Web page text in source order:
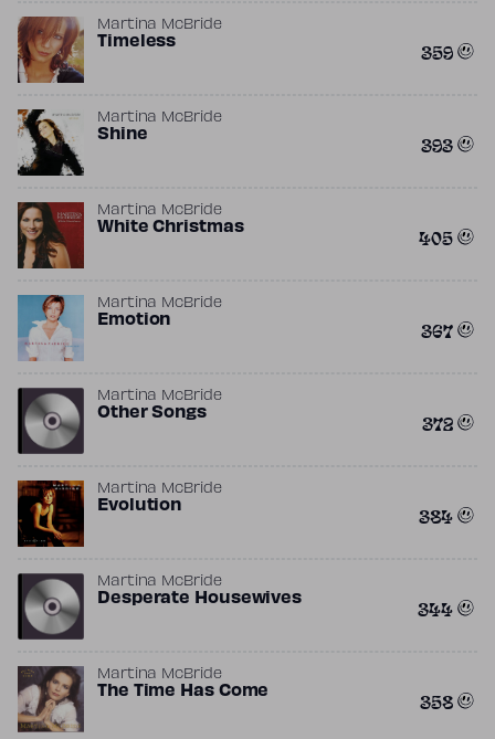
Martina McBride
Timeless 359
Martina McBride
Shine 393
Martina McBride
White Christmas 405
Martina McBride
Emotion 367
Martina McBride
Other Songs 372
Martina McBride
Evolution 384
Martina McBride
Desperate Housewives 344
Martina McBride
The Time Has Come 358